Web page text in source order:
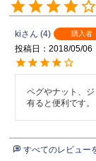
ki 4 購入者
投稿日
2018/05/06
ペグやナット、
有ると便利です。
すべてのレビュー